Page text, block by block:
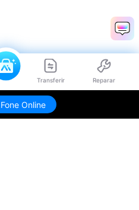
Transferir Reparar
Online